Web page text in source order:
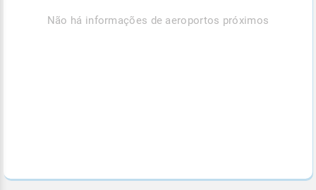
Não há informações de aeroportos próximos